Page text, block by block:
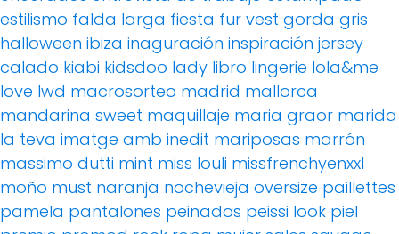
estilismo falda larga fiesta fur vest gorda gris
halloween ibiza inaguración inspiración jersey
calado kiabi kidsdoo lady libro lingerie lola&me
love lwd macrosorteo madrid mallorca
mandarina sweet maquillaje maria graor marida
la teva imatge amb inedit mariposas marrón
massimo dutti mint miss louli missfrenchyenxxl
moño must naranja nochevieja oversize paillettes
pamela pantalones peinados peissi look piel